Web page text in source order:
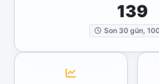
139
Son 30 gün,